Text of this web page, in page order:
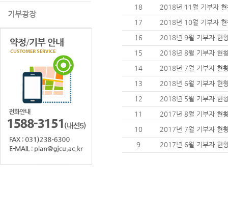
기부광장
18
2018년 11월 기부자 현
17
2018년 10월 기부자 현
16
2018년 9월 기부자 현
15
2018년 8월 기부자 현
14
2018년 7월 기부자 현
13
2018년 6월 기부자 현
12
2018년 5월 기부자 현
11
2017년 8월 기부자 현
10
2017년 7월 기부자 현
9
2017년 6월 기부자 현